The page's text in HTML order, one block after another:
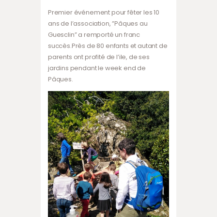
Premier événement pour fêter les 10
ans de l’association, ”Pâques au
Guesclin” a remporté un franc
succès.Près de 80 enfants et autant de
parents ont profité de l’ile, de ses
jardins pendant le week end de
Pâques.